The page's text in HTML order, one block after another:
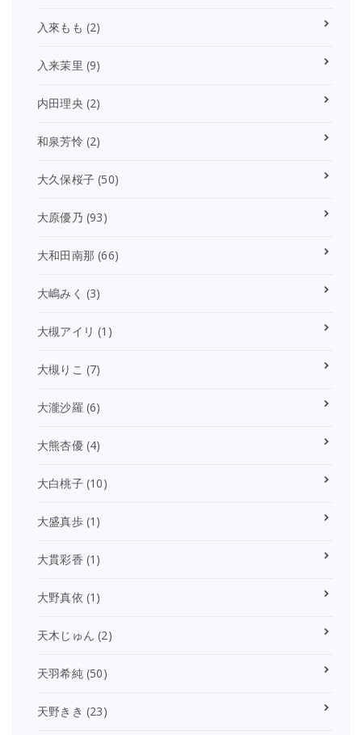
入來もも (2)
入来茉里 (9)
内田理央 (2)
和泉芳怜 (2)
大久保桜子 (50)
大原優乃 (93)
大和田南那 (66)
大嶋みく (3)
大槻アイリ (1)
大槻りこ (7)
大瀧沙羅 (6)
大熊杏優(4)
大白桃子(10)
大盛真歩(1)
大貫彩香 (1)
大野真依 (1)
天木じゅん (2)
天羽希純(50)
天野きき (23)